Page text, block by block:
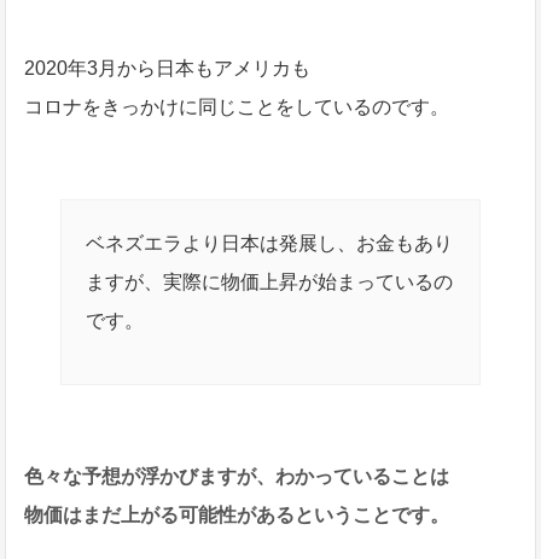
2020年3月から日本もアメリカも
コロナをきっかけに同じことをしているのです。
ベネズエラより日本は発展し、お金もあり
ますが、実際に物価上昇が始まっているの
です。
色々な予想が浮かびますが、わかっていることは
物価はまだ上がる可能性があるということです。